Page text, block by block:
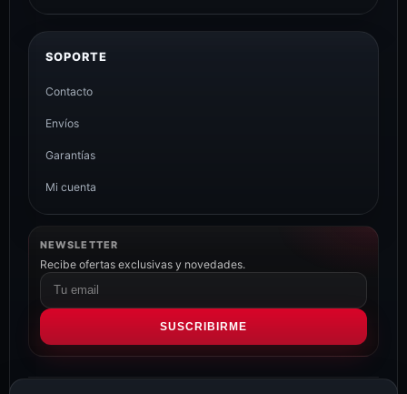
SOPORTE
Contacto
Envíos
Garantías
Mi cuenta
NEWSLETTER
Recibe ofertas exclusivas y novedades.
Correo
electrónico
SUSCRIBIRME